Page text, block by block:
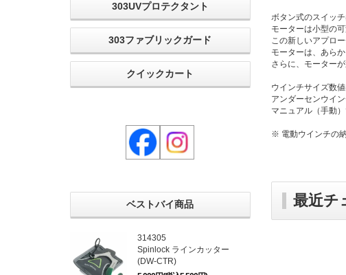
ボタン式のスイッ
モーターは小型の
この新しいアプロ
モーターは、あら
さらに、モーター
ウインチサイズ数
アンダーセンウイ
マニュアル（手動
※ 電動ウインチの
最近チ
303UVプロテクタント
303ファブリックガード
クイックカート
ベストバイ商品
314305
Spinlock ラインカッター
(DW-CTR)